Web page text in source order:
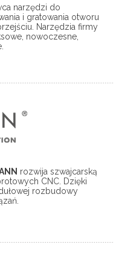
narzędzi do
i gratowania otworu
Narzędzia firmy
nowoczesne,
rozwija szwajcarską
CNC. Dzięki
rozbudowy